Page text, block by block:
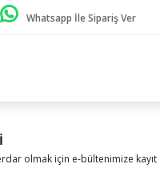
Whatsapp İle Sipariş Ver
olmak için e-bültenimize kayıt